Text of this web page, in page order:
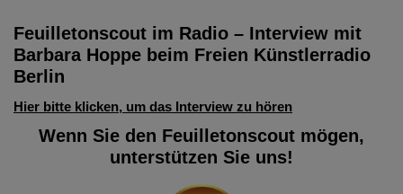
Feuilletonscout im Radio – Interview mit
Barbara Hoppe beim Freien Künstlerradio
Berlin
Hier bitte klicken, um das Interview zu hören
Wenn Sie den Feuilletonscout mögen,
unterstützen Sie uns!